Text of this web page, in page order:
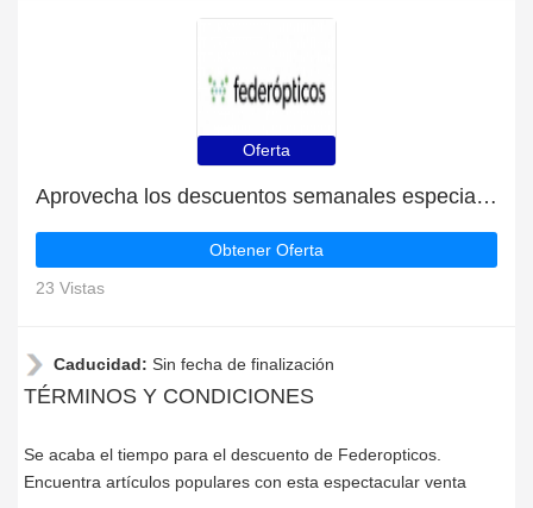
Oferta
Aprovecha los descuentos semanales especiales
Obtener Oferta
23 Vistas
Caducidad: Sin fecha de finalización
TÉRMINOS Y CONDICIONES
Se acaba el tiempo para el descuento de Federopticos.
Encuentra artículos populares con esta espectacular venta